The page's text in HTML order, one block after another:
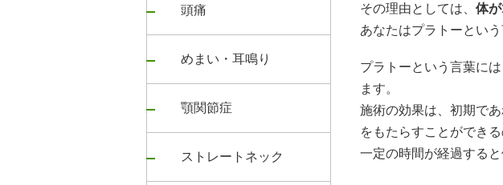
頭痛
めまい・耳鳴り
顎関節症
ストレートネック
その理由としては、 体
あなたはプラトーとい
プラトーという言葉に
ます。
施術の効果は、初期で
をもたらすことができる
一定の時間が経過する